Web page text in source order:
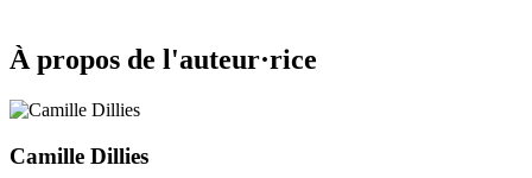
À propos de l'auteur·rice
Camille Dillies